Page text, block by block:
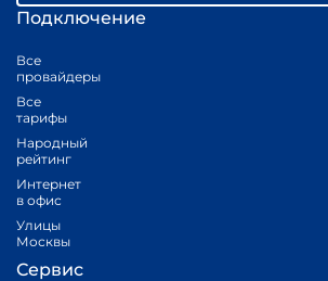
Подключение
Все
провайдеры
Все
тарифы
Народный
рейтинг
Интернет
в офис
Улицы
Москвы
Сервис